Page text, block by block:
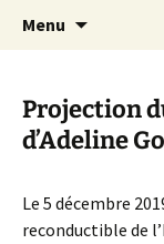
Canal
Menu
Projection
d’Adeline
Le 5 décembre
reconductible de